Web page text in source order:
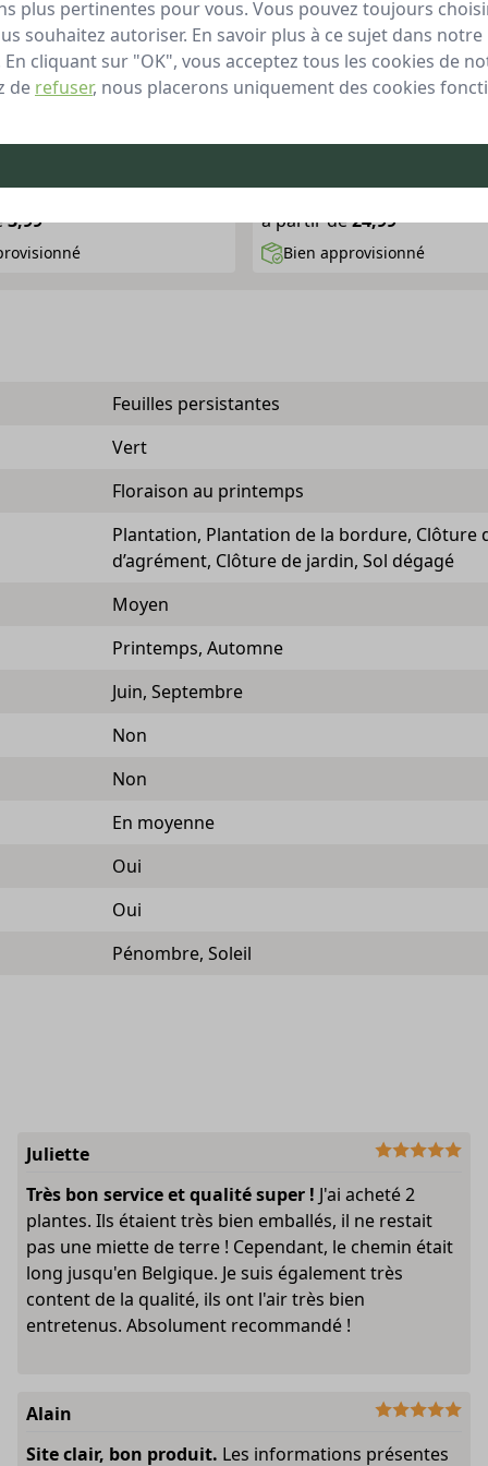
plus pertinentes pour vous. Vous pouvez toujours
souhaitez autoriser. En savoir plus à ce sujet dans
cliquant sur "OK", vous acceptez tous les cookies de
de refuser, nous placerons uniquement des cookies
haie verte de Thuya «
en forme de cône
de l'environnement pour votre jardin
3,99
Thuya « Holmstrup »
Magnifique couleur vert
Clôture respectueuse de l'environnement
à partir de24,99
Bien approvisionné
Feuilles persistantes
Vert
Floraison au printemps
Plantation, Plantation de la bordure, Clôture
d’agrément, Clôture de jardin, Sol dégagé
Moyen
Printemps, Automne
Juin, Septembre
Non
Non
En moyenne
Oui
Oui
Pénombre, Soleil
Juliette
Très bon service et qualité super ! J'ai acheté 2
plantes. Ils étaient très bien emballés, il ne restait
pas une miette de terre ! Cependant, le chemin était
long jusqu'en Belgique. Je suis également très
content de la qualité, ils ont l'air très bien
entretenus. Absolument recommandé !
Alain
Site clair, bon produit. Les informations présentes